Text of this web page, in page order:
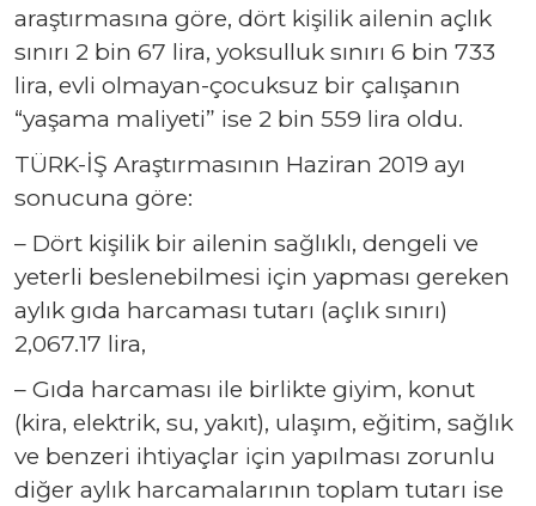
araştırmasına göre, dört kişilik ailenin açlık
sınırı 2 bin 67 lira, yoksulluk sınırı 6 bin 733
lira, evli olmayan-çocuksuz bir çalışanın
“yaşama maliyeti” ise 2 bin 559 lira oldu.
TÜRK-İŞ Araştırmasının Haziran 2019 ayı
sonucuna göre:
– Dört kişilik bir ailenin sağlıklı, dengeli ve
yeterli beslenebilmesi için yapması gereken
aylık gıda harcaması tutarı (açlık sınırı)
2,067.17 lira,
– Gıda harcaması ile birlikte giyim, konut
(kira, elektrik, su, yakıt), ulaşım, eğitim, sağlık
ve benzeri ihtiyaçlar için yapılması zorunlu
diğer aylık harcamalarının toplam tutarı ise